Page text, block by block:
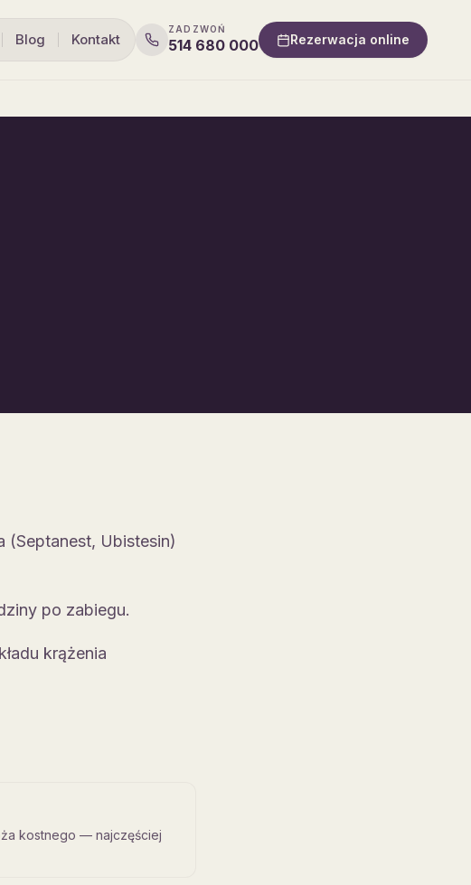
Blog Kontakt
ZADZWOŃ
514 680 000 Rezerwacja online
Ubistesin)
po zabiegu.
krążenia
kostnego — najczęściej